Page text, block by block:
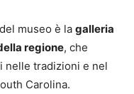
museo è la galleria
regione, che
nelle tradizioni e nel
Carolina.